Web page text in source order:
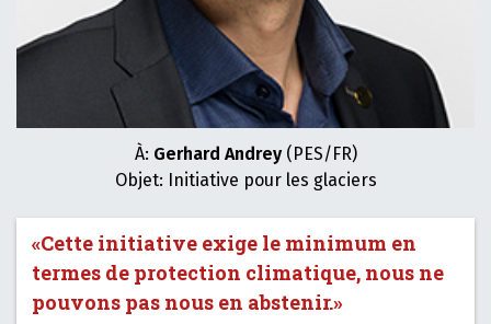
À: Gerhard Andrey(PES/FR)
Objet: Initiative pour les glaciers
«Cette initiative exige le minimum en
termes de protection climatique, nous ne
pouvons pas nous en abstenir.»